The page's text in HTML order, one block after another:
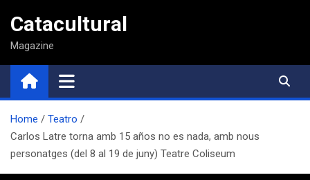
contenido
Catacultural
Magazine
Home
Teatro
Carlos Latre torna amb 15 años no es nada, amb nous
personatges (del 8 al 19 de juny) Teatre Coliseum